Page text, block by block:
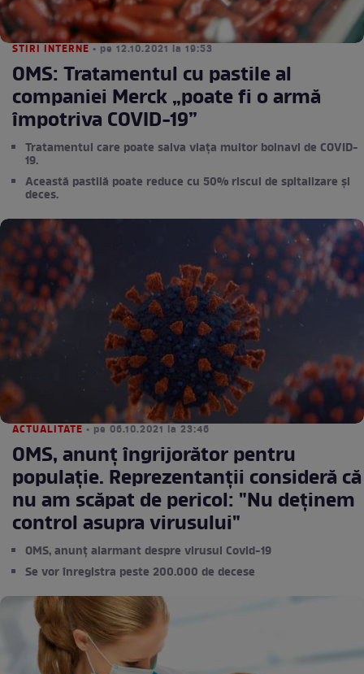
STIRI INTERNE • pe 12.10.2021 la 19:53
OMS: Tratamentul cu pastile al
companiei Merck „poate fi o armă
împotriva COVID-19”
Tratamentul care poate salva viața multor bolnavi de COVID-
19.
Această pastilă poate reduce cu 50% riscul de spitalizare și
deces.
ACTUALITATE • pe 06.10.2021 la 23:46
OMS, anunț îngrijorător pentru
populație. Reprezentanții consideră că
nu am scăpat de pericol: "Nu deținem
control asupra virusului"
OMS, anunț alarmant despre virusul Covid-19
Se vor înregistra peste 200.000 de decese